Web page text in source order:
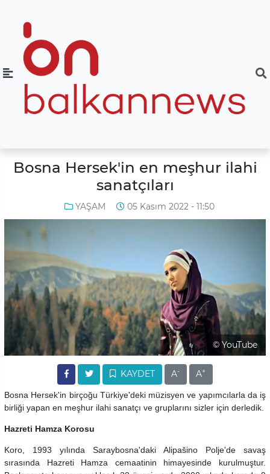
Bosna Hersek'in en meşhur ilahi
sanatçıları
YAŞAM 05 Kasım 2022 - 11:50
© YouTube
KAYDET A- A+
Bosna Hersek'in birçoğu Türkiye'deki müzisyen ve yapımcılarla da iş
birliği yapan en meşhur ilahi sanatçı ve gruplarını sizler için derledik.
Hazreti Hamza Korosu
Koro, 1993 yılında Saraybosna'daki Alipašino Polje'de savaş
sırasında Hazreti Hamza cemaatinin himayesinde kurulmuştur.